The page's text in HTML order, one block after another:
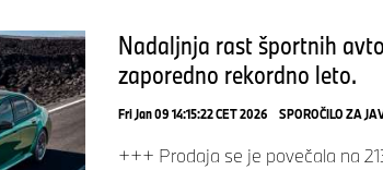
Nadaljnja rast športnih
zaporedno rekordno leto.
Fri Jan 09 14:15:22 CET 2026 SPOROČILO ZA
+++ Prodaja se je povečala na